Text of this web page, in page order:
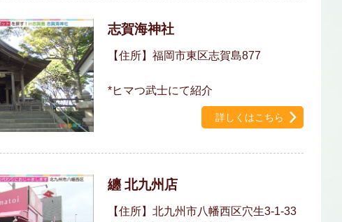
志賀海神社
【住所】福岡市東区志賀島877
*ヒマつ武士にて紹介
詳しくはこちら
纏 北九州店
【住所】北九州市八幡西区穴生3-1-33